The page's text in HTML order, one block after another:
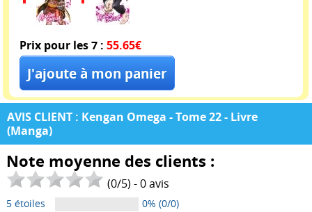
Prix pour les 7 : 55.65€
AVIS CLIENT : Kengan Omega - Tome 22 - Livre
(Manga)
Note moyenne des clients :
(0/5) -0avis
5 étoiles
0% (0/0)